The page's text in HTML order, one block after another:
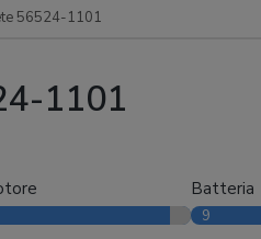
56524-1101
1101
Batteria
9